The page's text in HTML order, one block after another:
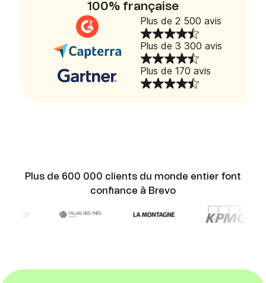
100% française
Plus de 2 500 avis
Plus de 3 300 avis
Plus de 170 avis
Plus de 600 000 clients du monde entier font
confiance à Brevo